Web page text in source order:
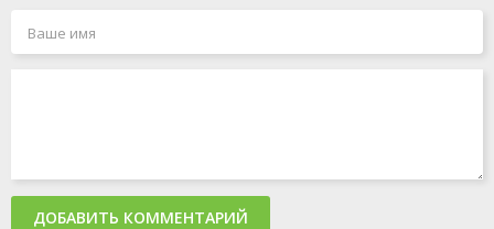
ДОБАВИТЬ КОММЕНТАРИЙ